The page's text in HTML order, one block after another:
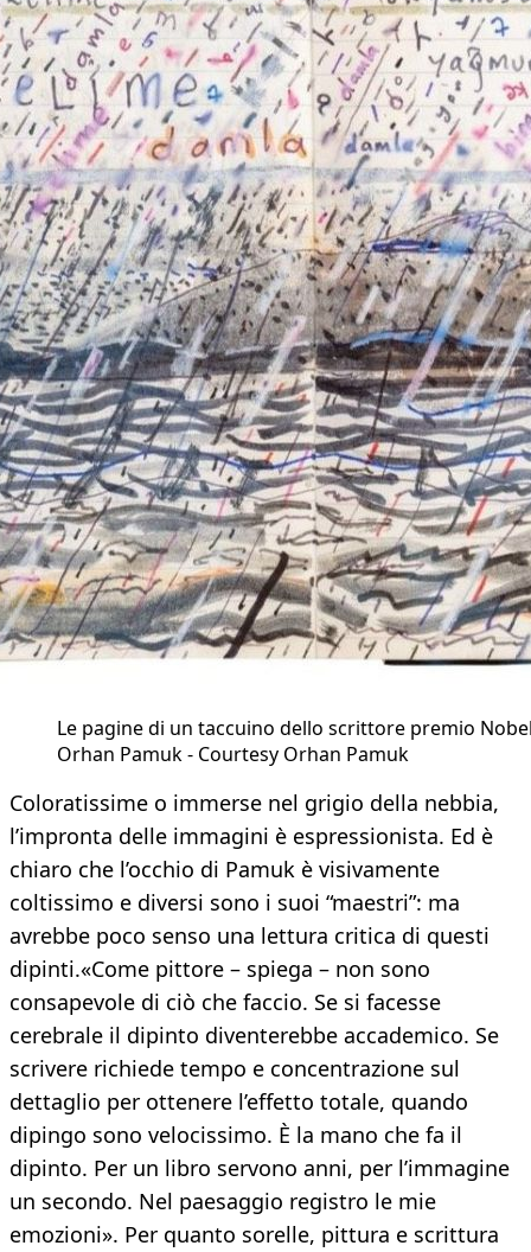
Le pagine di un taccuino dello scrittore premio
Orhan Pamuk - Courtesy Orhan Pamuk
Coloratissime o immerse nel grigio della nebbia,
l’impronta delle immagini è espressionista. Ed è
chiaro che l’occhio di Pamuk è visivamente
coltissimo e diversi sono i suoi “maestri”: ma
avrebbe poco senso una lettura critica di questi
dipinti.«Come pittore – spiega – non sono
consapevole di ciò che faccio. Se si facesse
cerebrale il dipinto diventerebbe accademico. Se
scrivere richiede tempo e concentrazione sul
dettaglio per ottenere l’effetto totale, quando
dipingo sono velocissimo. È la mano che fa il
dipinto. Per un libro servono anni, per l’immagine
un secondo. Nel paesaggio registro le mie
emozioni». Per quanto sorelle, pittura e scrittura